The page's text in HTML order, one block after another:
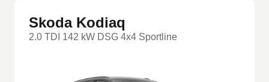
Skoda Kodiaq
2.0 TDI 142 kW DSG 4x4 Sportline